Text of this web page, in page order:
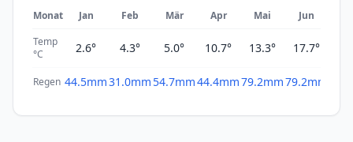
Monat Jan Feb Mär Apr Mai Jun
Temp
°C
2.6° 4.3° 5.0° 10.7° 13.3° 17.7°
Regen 44.5mm31.0mm 54.7mm44.4mm79.2mm79.2mm